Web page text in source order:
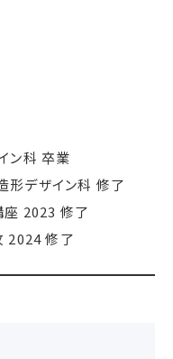
ン科 卒業
デザイン科 修了
座 2023 修了
2024 修了